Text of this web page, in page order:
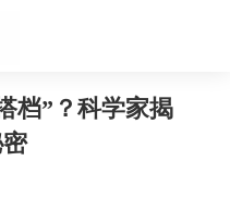
档”？科学家揭